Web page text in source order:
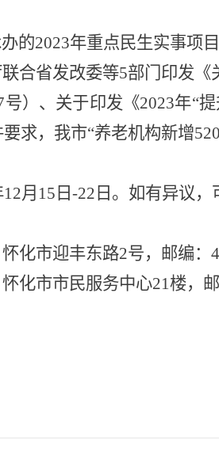
的2023年重点民生实事项目
合省发改委等5部门印发《
号） 、 关于印发《2023年“
求， 我市“养老机构新增520
12月 15 日 -22 日。如有异议，
化市迎丰东路2号，邮编：
化市市民服务中心21楼，邮
怀